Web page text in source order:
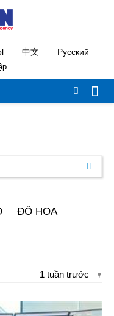
中文 Русский
ĐỒ HỌA
1 tuần trước